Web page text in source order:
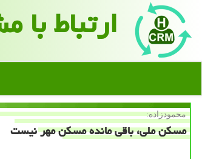
ارتباط با
محمودزاده:
مسكن ملی، باقی مانده مسكن مهر نیست